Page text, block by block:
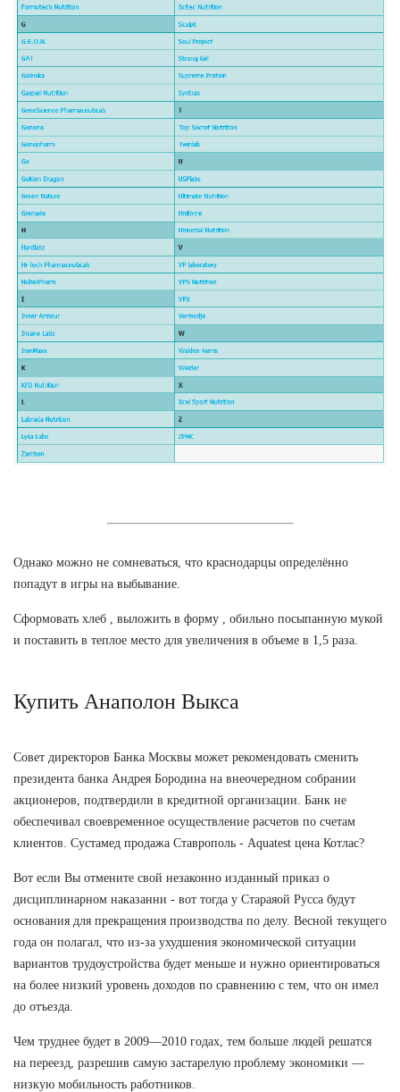
Однако можно не сомневаться, что краснодарцы определённо
попадут в игры на выбывание.
Сформовать хлеб , выложить в форму , обильно посыпанную мукой
и поставить в теплое место для увеличения в объеме в 1,5 раза.
Купить Анаполон Выкса
Совет директоров Банка Москвы может рекомендовать сменить
президента банка Андрея Бородина на внеочередном собрании
акционеров, подтвердили в кредитной организации. Банк не
обеспечивал своевременное осуществление расчетов по счетам
клиентов. Сустамед продажа Ставрополь - Aquatest цена Котлас?
Вот если Вы отмените свой незаконно изданный приказ о
дисциплинарном наказанни - вот тогда у Стараяой Русса будут
основания для прекращения производства по делу. Весной текущего
года он полагал, что из-за ухудшения экономической ситуации
вариантов трудоустройства будет меньше и нужно ориентироваться
на более низкий уровень доходов по сравнению с тем, что он имел
до отъезда.
Чем труднее будет в 2009—2010 годах, тем больше людей решатся
на переезд, разрешив самую застарелую проблему экономики —
низкую мобильность работников.